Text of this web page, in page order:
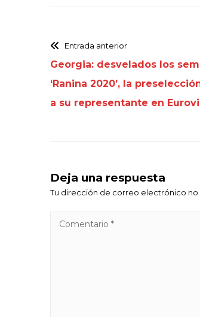
Entrada anterior
Georgia: desvelados los
‘Ranina 2020’, la
a su representante en
Deja una respuesta
Tu dirección de correo electrónico no